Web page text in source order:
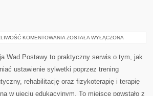
KOMENTOWANIA ĆWICZENIA
ZOSTAŁA WYŁĄCZONA
Wad Postawy to praktyczny serwis o tym, jak
ustawienie sylwetki poprzez trening
rehabilitację oraz fizykoterapię i terapię
w ujęciu edukacyjnym. To miejsce powstało z